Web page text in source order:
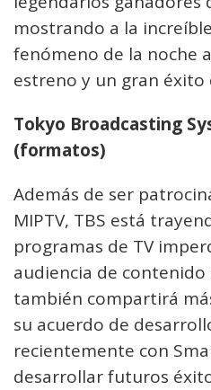
mostrando a la
fenómeno de la noche
estreno y un gran éxito
Tokyo Broadcasting
(formatos)
Además de ser
MIPTV, TBS está
programas de TV
audiencia de contenido
también compartirá
su acuerdo de
recientemente con
desarrollar futuros